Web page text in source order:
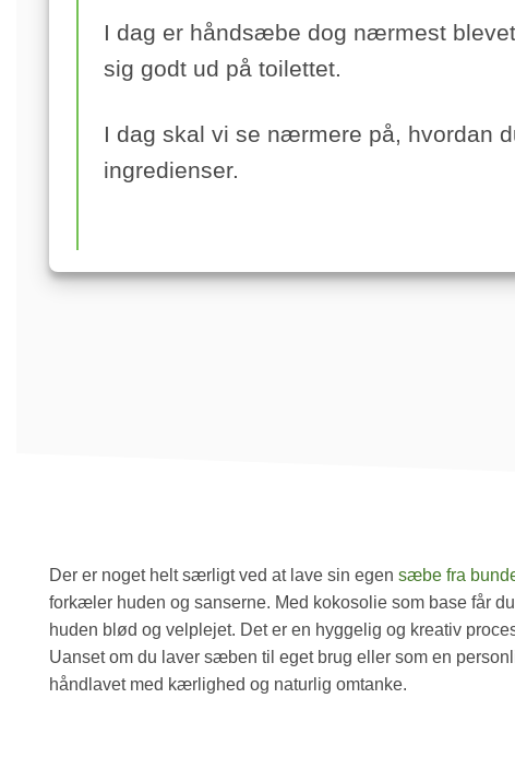
I dag er håndsæbe dog nærmest
sig godt ud på toilettet.
I dag skal vi se nærmere på, hvordan
ingredienser.
Der er noget helt særligt ved at lave sin egen sæbe fra
forkæler huden og sanserne. Med kokosolie som base får
huden blød og velplejet. Det er en hyggelig og kreativ
Uanset om du laver sæben til eget brug eller som en
håndlavet med kærlighed og naturlig omtanke.